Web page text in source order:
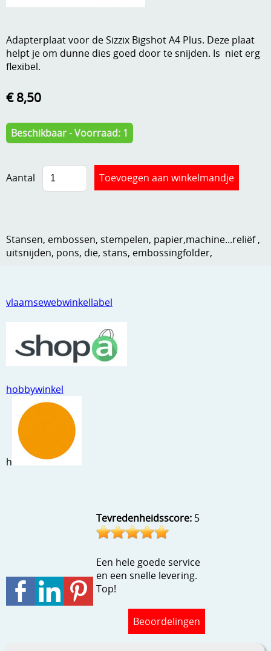
Hechtingsmaterialen
Kleurmateriaal-tekenmateriaal
Kneedmateriaal
Leuke versieringen
Papier en karton
Speciaal papier
Stans machine en embossing machines
Stempels en zo
Template, mask, stencils, grids
Wat nog, een creatief kijkje
vlaamsewebwinkellabel
hobbywinkel
h
Tevredenheidsscore: 5
Een hele goede service
en een snelle levering.
Top!
Beoordelingen
Adapterplaat voor de Sizzix Bigshot A4 Plus. Deze plaat
helpt je om dunne dies goed door te snijden. Is niet erg
flexibel.
€ 8,50
Beschikbaar - Voorraad: 1
Aantal
Stansen, embossen, stempelen, papier,machine...reliëf ,
uitsnijden, pons, die, stans, embossingfolder,